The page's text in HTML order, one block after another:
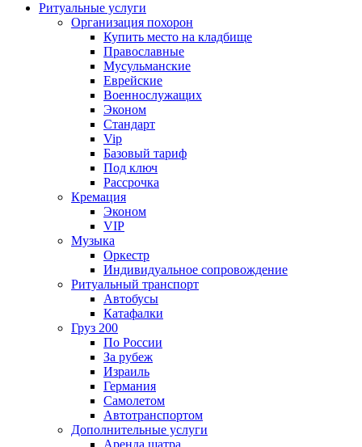
Ритуальные услуги
Организация похорон
Купить место на кладбище
Православные
Мусульманские
Еврейские
Военнослужащих
Эконом
Стандарт
Vip
Базовый тариф
Под ключ
Рассрочка
Кремация
Эконом
VIP
Музыка
Оркестр
Индивидуальное сопровождение
Ритуальный транспорт
Автобусы
Катафалки
Груз 200
По России
За рубеж
Израиль
Германия
Самолетом
Автотранспортом
Дополнительные услуги
Аренда шатра